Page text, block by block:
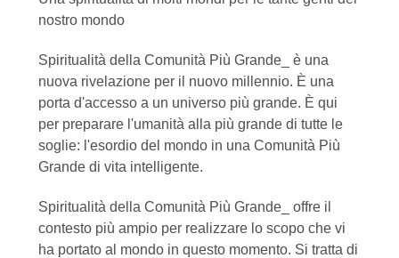
nostro mondo
Spiritualità della Comunità Più Grande_ è una
nuova rivelazione per il nuovo millennio. È una
porta d'accesso a un universo più grande. È qui
per preparare l'umanità alla più grande di tutte le
soglie: l'esordio del mondo in una Comunità Più
Grande di vita intelligente.
Spiritualità della Comunità Più Grande_ offre il
contesto più ampio per realizzare lo scopo che vi
ha portato al mondo in questo momento. Si tratta di